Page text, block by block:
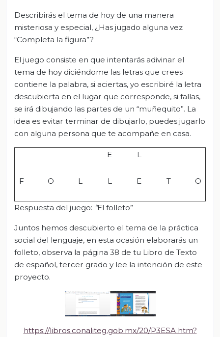
Describirás el tema de hoy de una manera
misteriosa y especial, ¿Has jugado alguna vez
“Completa la figura”?
El juego consiste en que intentarás adivinar el
tema de hoy diciéndome las letras que crees
contiene la palabra, si aciertas, yo escribiré la letra
descubierta en el lugar que corresponde, si fallas,
se irá dibujando las partes de un “muñequito”. La
idea es evitar terminar de dibujarlo, puedes jugarlo
con alguna persona que te acompañe en casa.
E L
F O L L E T O
Respuesta del juego: “El folleto”
Juntos hemos descubierto el tema de la práctica
social del lenguaje, en esta ocasión elaborarás un
folleto, observa la página 38 de tu Libro de Texto
de español, tercer grado y lee la intención de este
proyecto.
https://libros.conaliteg.gob.mx/20/P3ESA.htm?